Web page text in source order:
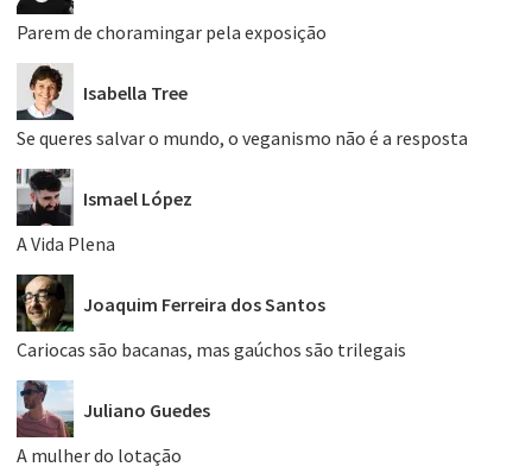
Parem de choramingar pela exposição
Isabella Tree
Se queres salvar o mundo, o veganismo não é a resposta
Ismael López
A Vida Plena
Joaquim Ferreira dos Santos
Cariocas são bacanas, mas gaúchos são trilegais
Juliano Guedes
A mulher do lotação